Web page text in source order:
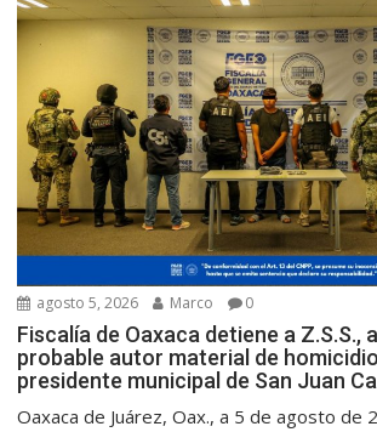
agosto 5, 2026 Marco 0
Fiscalía de Oaxaca detiene a Z.S.S.,
probable autor material de
presidente municipal de San Juan
Oaxaca de Juárez, Oax., a 5 de agosto de